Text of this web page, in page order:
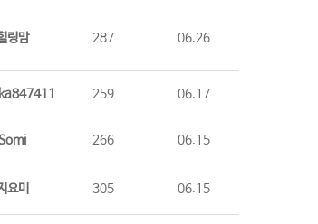
링맘 287 06.26
259 06.17
266 06.15
요미 305 06.15